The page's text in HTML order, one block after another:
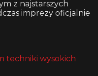
z najstarszych
imprezy oficjalnie
techniki wysokich